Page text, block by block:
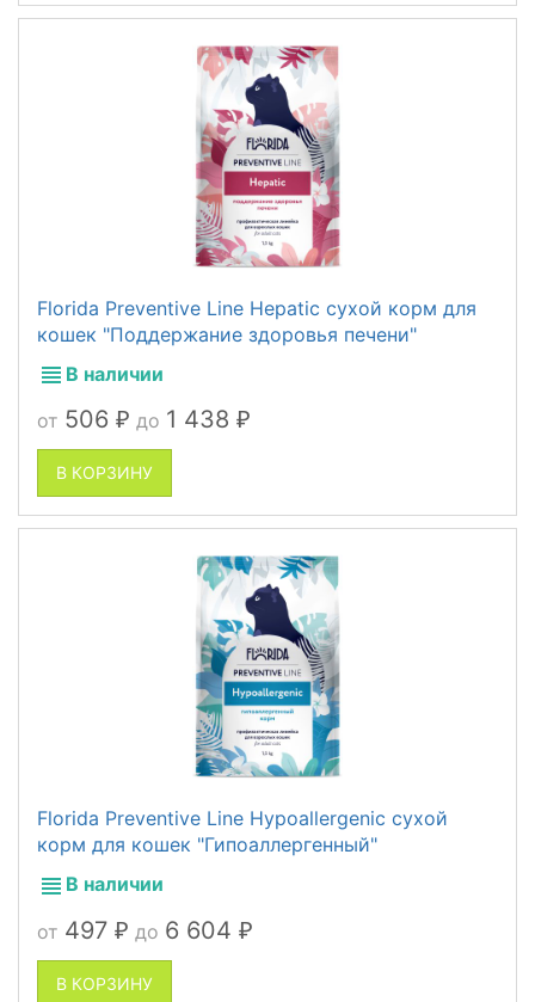
Florida Preventive Line Hepatic сухой корм для
кошек "Поддержание здоровья печени"
В наличии
от 506 ₽ до 1 438 ₽
В КОРЗИНУ
Florida Preventive Line Hypoallergenic сухой
корм для кошек "Гипоаллергенный"
В наличии
от 497 ₽ до 6 604 ₽
В КОРЗИНУ